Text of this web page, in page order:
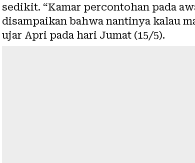
sedikit. “Kamar percontohan pada
disampaikan bahwa nantinya kalau
ujar Apri pada hari Jumat (15/5).